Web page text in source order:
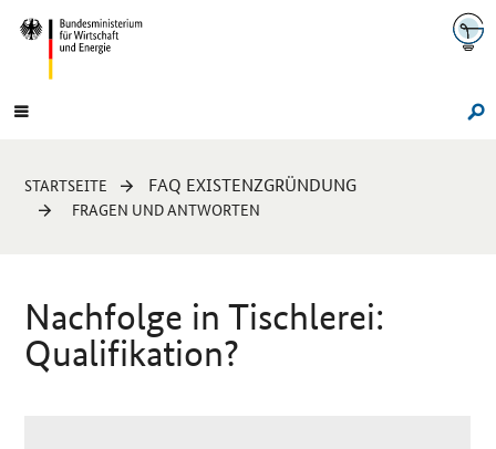
Navigation
Hauptmenü
Sie
sind
STARTSEITE FAQ EXISTENZGRÜNDUNG
FRAGEN UND ANTWORTEN
Nachfolge in Tischlerei:
Qualifikation?